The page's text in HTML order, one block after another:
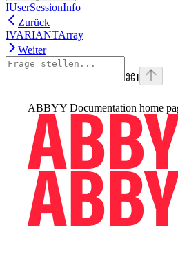
IUserSessionInfo
Zurück
IVARIANTArray
Weiter
⌘I
ABBYY Documentation home